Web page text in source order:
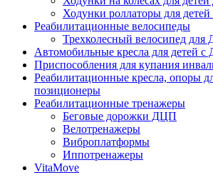
Ходунки роллаторы для детей
Реабилитационные велосипеды
Трехколесный велосипед
Автомобильные кресла для детей
Приспособления для купания
Реабилитационные кресла, опоры
позиционеры
Реабилитационные тренажеры
Беговые дорожки ДЦП
Велотренажеры
Виброплатформы
Иппотренажеры
VitaMove